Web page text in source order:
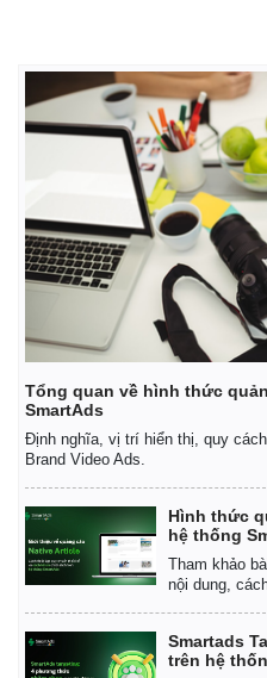
Tổng quan về hình thức
SmartAds
Định nghĩa, vị trí hiển thị, quy
Brand Video Ads.
Hình thức
hệ thống
Tham khảo
nội dung,
Smartads
trên hệ